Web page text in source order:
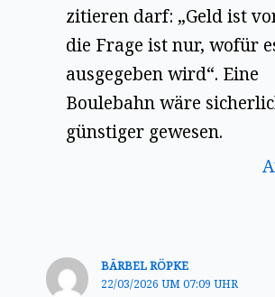
zitieren darf: „Geld ist
die Frage ist nur, wofür
ausgegeben wird“. Eine
Boulebahn wäre
günstiger gewesen.
BÄRBEL RÖPKE
22/03/2026 UM 07:09 UHR